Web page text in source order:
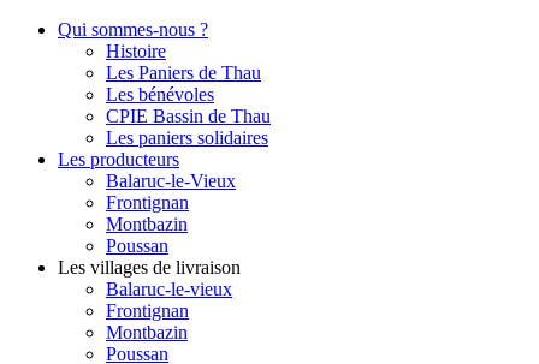
Qui sommes-nous ?
Histoire
Les Paniers de Thau
Les bénévoles
CPIE Bassin de Thau
Les paniers solidaires
Les producteurs
Balaruc-le-Vieux
Frontignan
Montbazin
Poussan
Les villages de livraison
Balaruc-le-vieux
Frontignan
Montbazin
Poussan